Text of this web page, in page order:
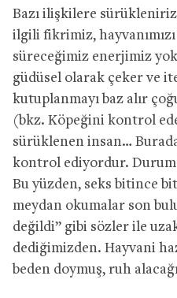
Bazı ilişkilere
ilgili fikrimiz,
süreceğimiz enerjimiz
güdüsel olarak çeker ve
kutuplanmayı baz alır
(bkz. Köpeğini kontrol
sürüklenen insan…
kontrol ediyordur.
Bu yüzden, seks bitince
meydan okumalar son
değildi” gibi sözler ile
dediğimizden. Hayvani
beden doymuş, ruh